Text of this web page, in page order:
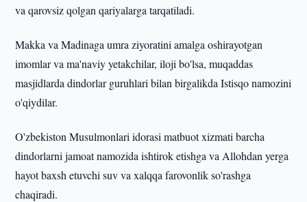
va qarovsiz qolgan qariyalarga tarqatiladi.
Makka va Madinaga umra ziyoratini amalga oshirayotgan
imomlar va ma'naviy yetakchilar, iloji bo'lsa, muqaddas
masjidlarda dindorlar guruhlari bilan birgalikda Istisqo namozini
o'qiydilar.
O'zbekiston Musulmonlari idorasi matbuot xizmati barcha
dindorlarni jamoat namozida ishtirok etishga va Allohdan yerga
hayot baxsh etuvchi suv va xalqqa farovonlik so'rashga
chaqiradi.